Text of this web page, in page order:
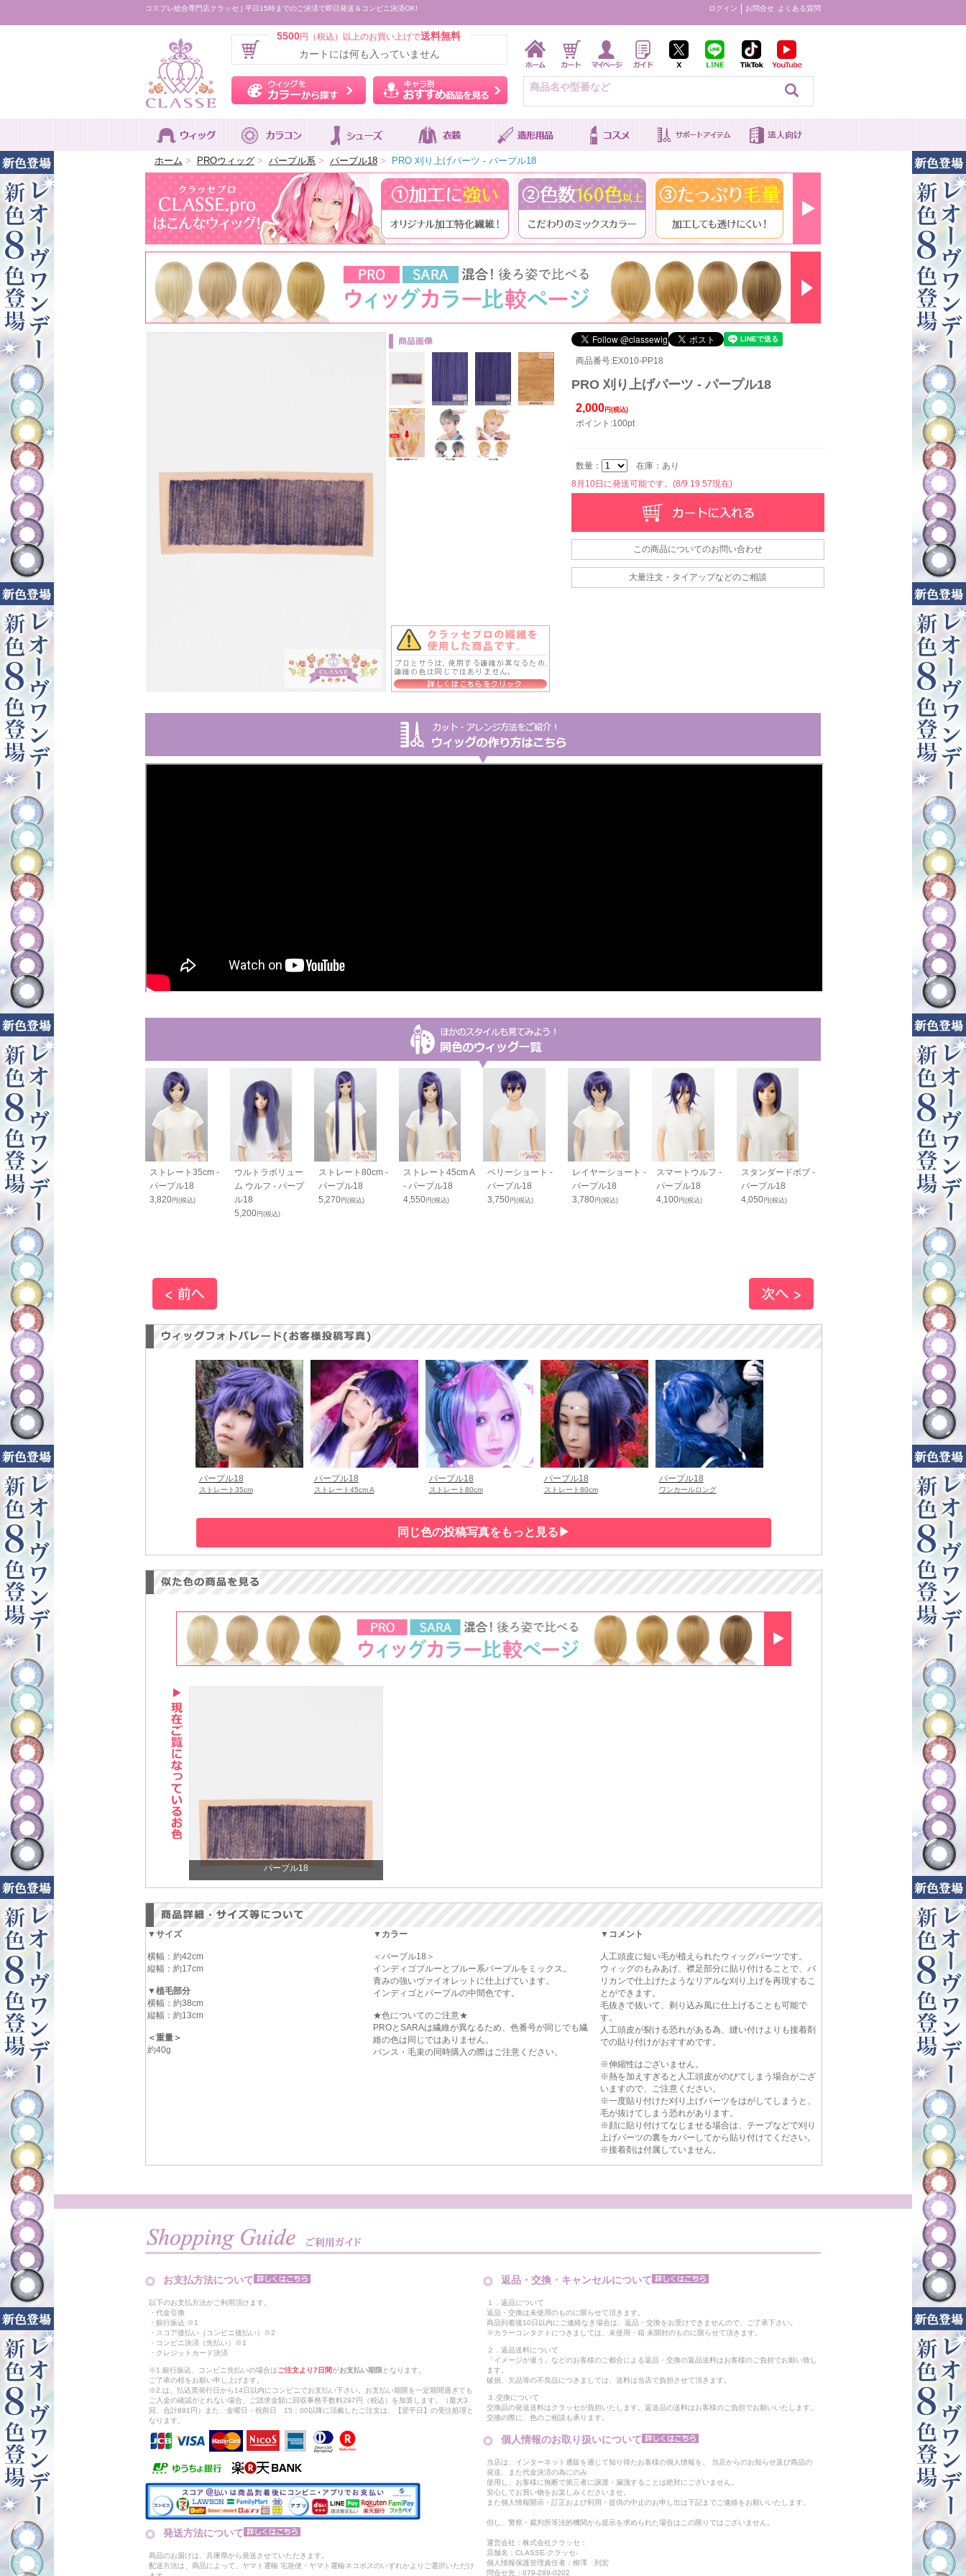
コスプレ総合専門店クラッセ | 平日15時までのご決済で即日発送＆コンビニ決済OK! ログイン お問合せ よくある質問
5500円（税込）以上のお買い上げで送料無料
カートには何も入っていません
ウィッグをカラーから探す キャラ別おすすめ商品を見る
ホーム > PROウィッグ > パープル系 > パープル18 > PRO 刈り上げパーツ - パープル18
商品番号:EX010-PP18
PRO 刈り上げパーツ - パープル18
2,000 円(税込)
ポイント:100pt
数量：
在庫：あり
8月10日に発送可能です。(8/9 19:57現在)
この商品についてのお問い合わせ
大量注文・タイアップなどのご相談
- パー
ストレート35cm -
パープル18
3,820円(税込)
ウルトラボリュー
ム ウルフ - パープ
ル18
5,200円(税込)
ストレート80cm -
パープル18
5,270円(税込)
ストレート45cm A
- パープル18
4,550円(税込)
ベリーショート -
パープル18
3,750円(税込)
レイヤーショート -
パープル18
3,780円(税込)
スマートウルフ -
パープル18
4,100円(税込)
スタンダードボブ -
パープル18
4,050円(税込)
カールヘア -
プル18
5,550
円(税込)
パープル18
ストレート35cm
パープル18
ストレート45cm A
パープル18
ストレート80cm
パープル18
ストレート80cm
パープル18
ワンカールロング
パープル18
▼サイズ
横幅：約42cm
縦幅：約17cm
▼植毛部分
横幅：約38cm
縦幅：約13cm
＜重量＞
約40g
▼カラー
＜パープル18＞
インディゴブルーとブルー系パープルをミックス。
青みの強いヴァイオレットに仕上げています。
インディゴとパープルの中間色です。
★色についてのご注意★
PROとSARAは繊維が異なるため、色番号が同じでも繊
維の色は同じではありません。
バンス・毛束の同時購入の際はご注意ください。
▼コメント
人工頭皮に短い毛が植えられたウィッグパーツです。
ウィッグのもみあげ、襟足部分に貼り付けることで、バ
リカンで仕上げたようなリアルな刈り上げを再現するこ
とができます。
毛抜きで抜いて、剃り込み風に仕上げることも可能で
す。
人工頭皮が裂ける恐れがある為、縫い付けよりも接着剤
での貼り付けがおすすめです。
※伸縮性はございません。
※熱を加えすぎると人工頭皮がのびてしまう場合がござ
いますので、ご注意ください。
※一度貼り付けた刈り上げパーツをはがしてしまうと、
毛が抜けてしまう恐れがあります。
※顔に貼り付けてなじませる場合は、テープなどで刈り
上げパーツの裏をカバーしてから貼り付けてください。
※接着剤は付属していません。
お支払方法について
以下のお支払方法がご利用頂けます。
・代金引換
・銀行振込 ※1
・スコア後払い（コンビニ後払い）※2
・コンビニ決済（先払い）※1
・クレジットカード決済
※1.銀行振込、コンビニ先払いの場合はご注文より7日間がお支払い期限 となります。
ご了承の程をお願い申し上げます。
※2.は、払込票発行日から14日以内にコンビニでお支払い下さい。お支払い期限を一定期間過ぎても
ご入金の確認がとれない場合、ご請求金額に回収事務手数料297円（税込）を加算します。（最大3
回、合計891円）また、金曜日・祝前日 15：00以降に頂戴したご注文は、【翌平日】の受注処理と
なります。
発送方法について
商品のお届けは、兵庫県から発送させていただきます。
配送方法は、商品によって、ヤマト運輸 宅急便・ヤマト運輸ネコポスのいずれかよりご選択いただけ
返品・交換・キャンセルについて
１．返品について
返品・交換は未使用のものに限らせて頂きます。
商品到着後10日以内にご連絡なき場合は、返品・交換をお受けできませんので、ご了承下さい。
※カラーコンタクトにつきましては、未使用・箱 未開封のものに限らせて頂きます。
２．返品送料について
「イメージが違う」などのお客様のご都合による返品・交換の返品送料はお客様のご負担でお願い致し
ます。
破損、欠品等の不良品につきましては、送料は当店で負担させて頂きます。
３.交換について
交換品の発送送料はクラッセが負担いたします。返送品の送料はお客様のご負担でお願いいたします。
交換の際に、色のご相談も承ります。
個人情報のお取り扱いについて
当店は、インターネット通販を通じて知り得たお客様の個人情報を、 当店からのお知らせ及び商品の
発送、また代金決済の為にのみ
使用し、お客様に無断で第三者に譲渡・漏洩することは絶対にございません。
安心してお買い物をお楽しみくださいませ。
また個人情報開示・訂正および利用・提供の中止のお申し出は下記までご連絡をお願いいたします。
但し、警察・裁判所等法的機関から提示を求められた場合はこの限りではございません。
運営会社：株式会社クラッセ：
店舗名：CLASSE-クラッセ-
個人情報保護管理責任者：柳澤 到宏
問合せ先：079-289-0202